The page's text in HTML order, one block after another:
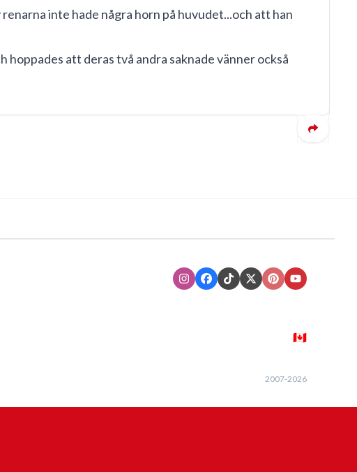
inte hade några horn på huvudet...och att han
hoppades att deras två andra saknade vänner också
InstagramFacebook
TikTokXTwitter
PinterestYoutube
🇨🇦
2007-2026